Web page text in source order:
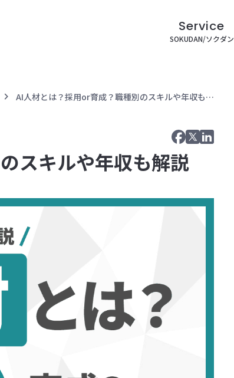
Service
SOKUDAN/ソクダン
chevron_right AI人材とは？採用or育成？職種別のスキルや年収も解説
スキルや年収も解説